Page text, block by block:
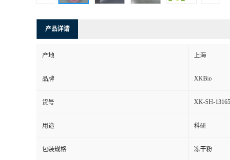
产品详请
产地 上海
品牌 XKBio
货号 XK-SH-13165
用途 科研
包装规格 冻干粉